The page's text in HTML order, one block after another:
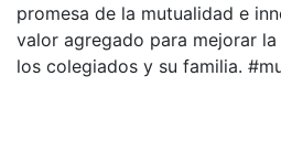
promesa de la mutualidad e
valor agregado para mejorar
los colegiados y su familia.